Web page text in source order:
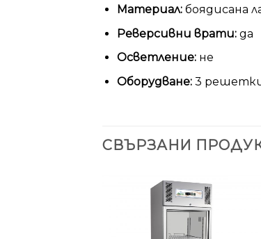
Материал:боядисана
Реверсивни врати:да
Осветление:не
Оборудване:3 решетки
СВЪРЗАНИ